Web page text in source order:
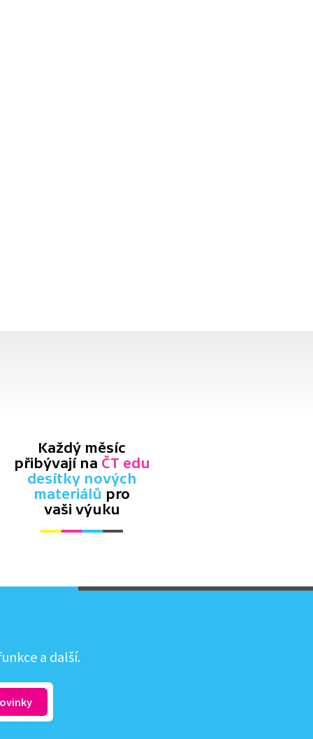
Každý měsíc
přibývají na ČT edu
desítky nových
materiálů pro
vaši výuku
a další.